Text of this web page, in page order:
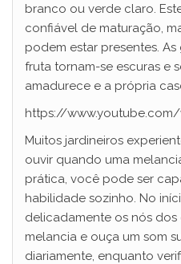
branco ou verde claro.
confiável de maturação,
podem estar presentes.
fruta tornam-se escuras e
amadurece e a própria
https://www.youtube.com/
Muitos jardineiros
ouvir quando uma
prática, você pode ser
habilidade sozinho. No
delicadamente os nós
melancia e ouça um som
diariamente, enquanto